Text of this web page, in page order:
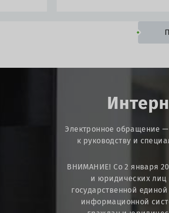
Электронное обращение
к руководству и
ВНИМАНИЕ! Со 2 января
и юридических
государственной
информационной